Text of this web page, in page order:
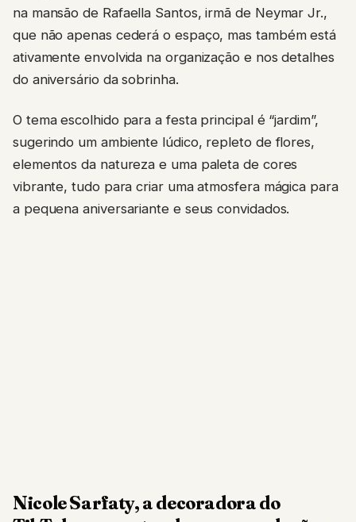
na mansão de Rafaella Santos, irmã de Neymar Jr.,
que não apenas cederá o espaço, mas também está
ativamente envolvida na organização e nos detalhes
do aniversário da sobrinha.
O tema escolhido para a festa principal é “jardim”,
sugerindo um ambiente lúdico, repleto de flores,
elementos da natureza e uma paleta de cores
vibrante, tudo para criar uma atmosfera mágica para
a pequena aniversariante e seus convidados.
Nicole Sarfaty, a decoradora do